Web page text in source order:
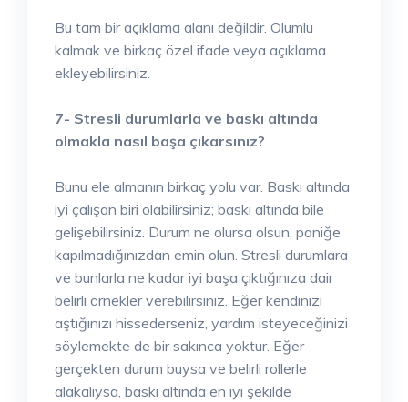
Bu tam bir açıklama alanı değildir. Olumlu
kalmak ve birkaç özel ifade veya açıklama
ekleyebilirsiniz.
7- Stresli durumlarla ve baskı altında
olmakla nasıl başa çıkarsınız?
Bunu ele almanın birkaç yolu var. Baskı altında
iyi çalışan biri olabilirsiniz; baskı altında bile
gelişebilirsiniz. Durum ne olursa olsun, paniğe
kapılmadığınızdan emin olun. Stresli durumlara
ve bunlarla ne kadar iyi başa çıktığınıza dair
belirli örnekler verebilirsiniz. Eğer kendinizi
aştığınızı hissederseniz, yardım isteyeceğinizi
söylemekte de bir sakınca yoktur. Eğer
gerçekten durum buysa ve belirli rollerle
alakalıysa, baskı altında en iyi şekilde